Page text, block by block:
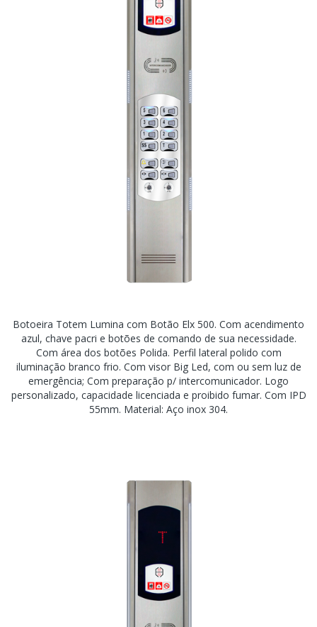
Botoeira Totem Lumina com Botão Elx 500. Com acendimento
azul, chave pacri e botões de comando de sua necessidade.
Com área dos botões Polida. Perfil lateral polido com
iluminação branco frio. Com visor Big Led, com ou sem luz de
emergência; Com preparação p/ intercomunicador. Logo
personalizado, capacidade licenciada e proibido fumar. Com IPD
55mm. Material: Aço inox 304.